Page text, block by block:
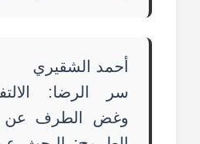
أحمد الشقيري
سر الرضا:
وغض الطرف عن